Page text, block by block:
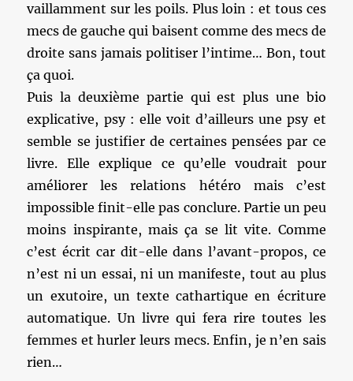
vaillamment sur les poils. Plus loin : et tous ces
mecs de gauche qui baisent comme des mecs de
droite sans jamais politiser l’intime… Bon, tout
ça quoi.
Puis la deuxième partie qui est plus une bio
explicative, psy : elle voit d’ailleurs une psy et
semble se justifier de certaines pensées par ce
livre. Elle explique ce qu’elle voudrait pour
améliorer les relations hétéro mais c’est
impossible finit-elle pas conclure. Partie un peu
moins inspirante, mais ça se lit vite. Comme
c’est écrit car dit-elle dans l’avant-propos, ce
n’est ni un essai, ni un manifeste, tout au plus
un exutoire, un texte cathartique en écriture
automatique. Un livre qui fera rire toutes les
femmes et hurler leurs mecs. Enfin, je n’en sais
rien…